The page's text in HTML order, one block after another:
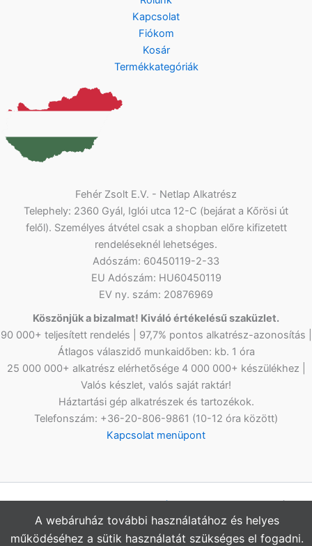
Kapcsolat
Fiókom
Kosár
Termékkategóriák
Fehér Zsolt E.V. - Netlap Alkatrész
Telephely: 2360 Gyál, Iglói utca 12-C (bejárat a Kőrösi út
felől). Személyes átvétel csak a shopban előre kifizetett
rendeléseknél lehetséges.
Adószám: 60450119-2-33
EU Adószám: HU60450119
EV ny. szám: 20876969
Köszönjük a bizalmat! Kiváló értékelésű szaküzlet.
90 000+ teljesített rendelés | 97,7% pontos alkatrész-azonosítás |
Átlagos válaszidő munkaidőben: kb. 1 óra
25 000 000+ alkatrész elérhetősége 4 000 000+ készülékhez |
Valós készlet, valós saját raktár!
Háztartási gép alkatrészek és tartozékok.
Telefonszám: +36-20-806-9861 (10-12 óra között)
Kapcsolat menüpont
Copyright © 2026Netlap AlkatrészWebshopunkban az árak
bruttó értékűek, az ÁFÁ-t tartalmazzák.
A webáruház további használatához és helyes
működéséhez a sütik használatát szükséges el fogadni.